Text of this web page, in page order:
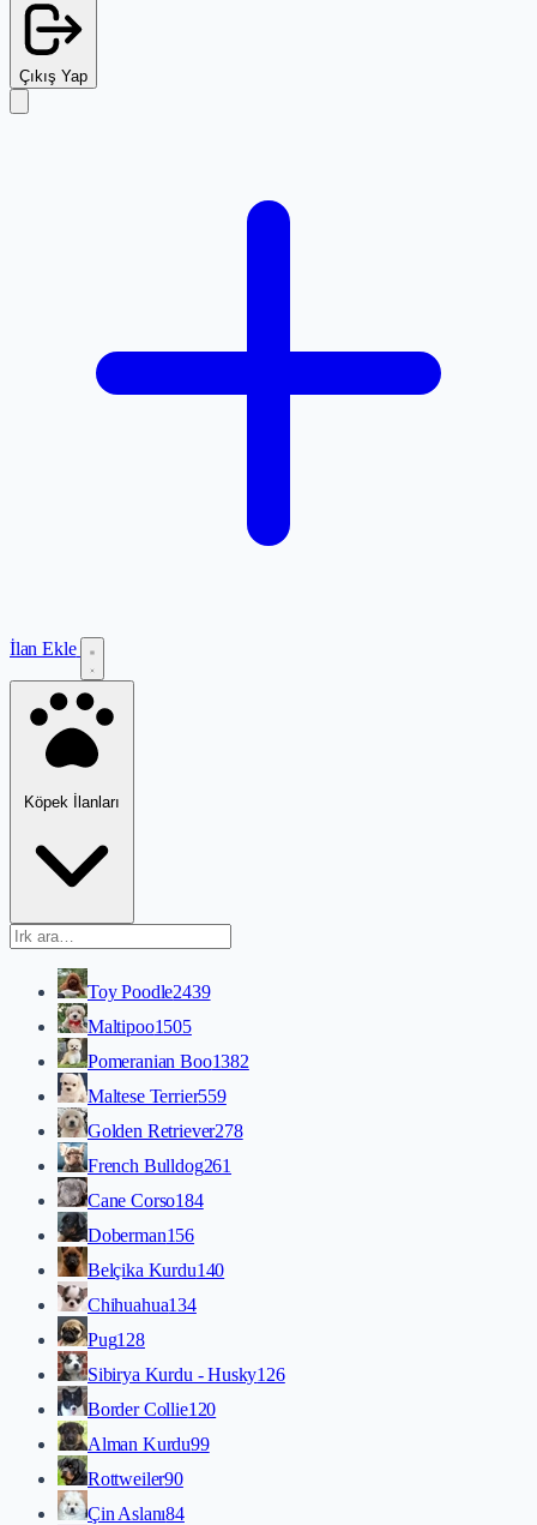
Çıkış Yap
İlan Ekle
Köpek İlanları
Toy Poodle2439
Maltipoo1505
Pomeranian Boo1382
Maltese Terrier559
Golden Retriever278
French Bulldog261
Cane Corso184
Doberman156
Belçika Kurdu140
Chihuahua134
Pug128
Sibirya Kurdu - Husky126
Border Collie120
Alman Kurdu99
Rottweiler90
Çin Aslanı84